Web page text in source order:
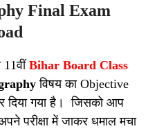
Final Exam
11वीं Bihar Board Class
विषय का Objective
दिया गया है। जिसको आप
परीक्षा में जाकर धमाल मचा